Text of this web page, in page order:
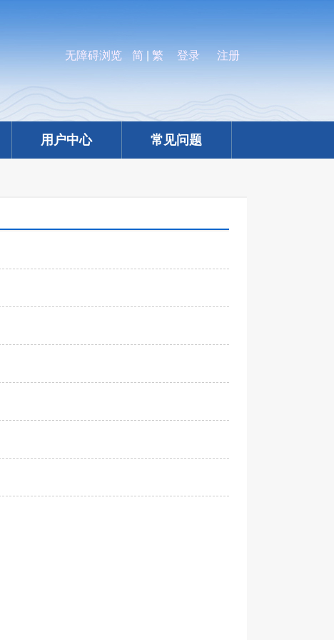
无障碍浏览 简 繁 登录 注册
用户中心 常见问题